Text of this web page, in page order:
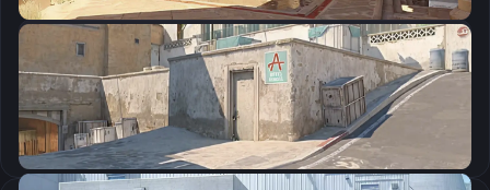
CSGO-UwVJD-sRtMY-yrZjd-3Kd24-3ZywQ
Скопировать